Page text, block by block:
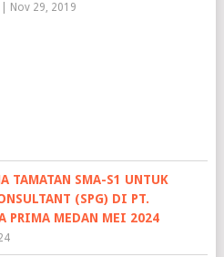
Nov 29, 2019
TAMATAN SMA-S1 UNTUK
(SPG) DI PT.
PRIMA MEDAN MEI 2024